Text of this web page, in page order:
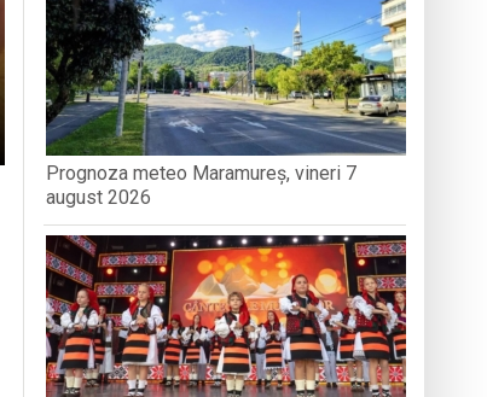
Prognoza meteo Maramureș, vineri 7
august 2026